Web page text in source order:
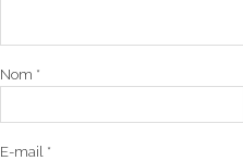
Nom *
E-mail *